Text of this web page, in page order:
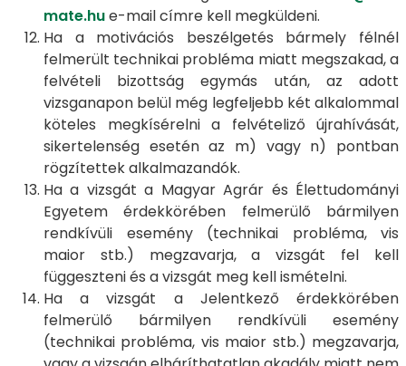
mate.hue-mail címre kell megküldeni.
Ha a motivációs beszélgetés bármely félnél
felmerült technikai probléma miatt megszakad, a
felvételi bizottság egymás után, az adott
vizsganapon belül még legfeljebb két alkalommal
köteles megkísérelni a felvételiző újrahívását,
sikertelenség esetén az m) vagy n) pontban
rögzítettek alkalmazandók.
Ha a vizsgát a Magyar Agrár és Élettudományi
Egyetem érdekkörében felmerülő bármilyen
rendkívüli esemény (technikai probléma, vis
maior stb.) megzavarja, a vizsgát fel kell
függeszteni és a vizsgát meg kell ismételni.
Ha a vizsgát a Jelentkező érdekkörében
felmerülő bármilyen rendkívüli esemény
(technikai probléma, vis maior stb.) megzavarja,